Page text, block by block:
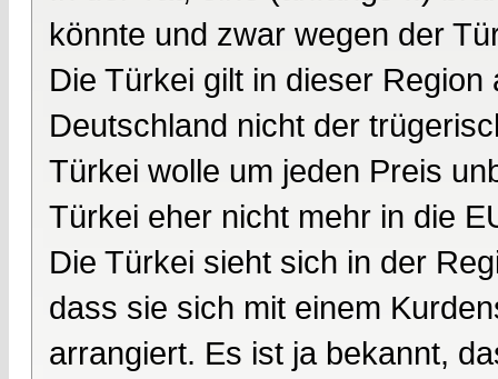
könnte und zwar wegen der
Die Türkei gilt in dieser
Deutschland nicht der
Türkei wolle um jeden Preis
Türkei eher nicht mehr in die
Die Türkei sieht sich in der
dass sie sich mit einem
arrangiert. Es ist ja bekannt,